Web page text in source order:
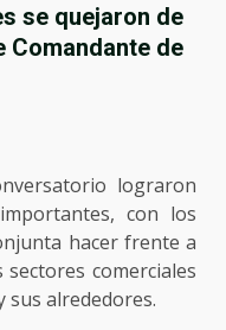
se quejaron de
Comandante de
lograron
con los
hacer frente a
comerciales
sus alrededores.